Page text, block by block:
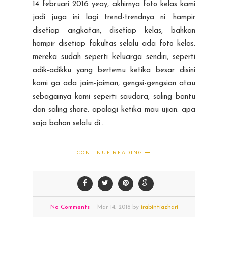
14 februari 2016 yeay, akhirnya foto kelas kami
jadi juga ini lagi trend-trendnya ni. hampir
disetiap angkatan, disetiap kelas, bahkan
hampir disetiap fakultas selalu ada foto kelas.
mereka sudah seperti keluarga sendiri, seperti
adik-adikku yang bertemu ketika besar disini
kami ga ada jaim-jaiman, gengsi-gengsian atau
sebagainya kami seperti saudara, saling bantu
dan saling share. apalagi ketika mau ujian. apa
saja bahan selalu di...
CONTINUE READING
No Comments Mar 14,2016 by irabintiazhari